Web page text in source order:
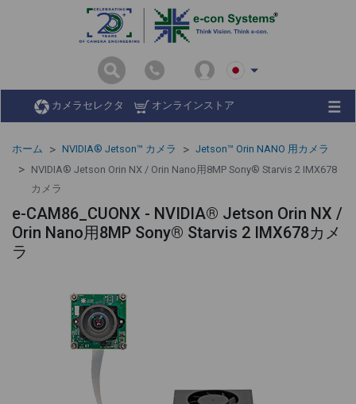
カメラセレクタ オンラインストア
ホーム NVIDIA® Jetson™ カメラ
Jetson™ Orin NANO 用カメラ
NVIDIA® Jetson Orin NX / Orin Nano用8MP Sony® Starvis 2 IMX678
カメラ
e-CAM86_CUONX - NVIDIA® Jetson Orin NX /
Orin Nano用8MP Sony® Starvis 2 IMX678カメ
ラ